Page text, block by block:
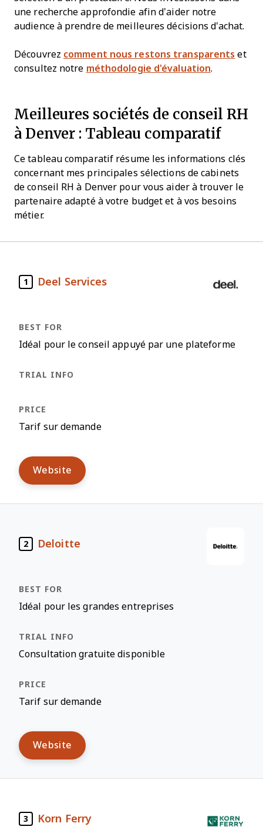
une recherche approfondie afin d’aider notre
audience à prendre de meilleures décisions d'achat.
Découvrez comment nous restons transparents et
consultez notre méthodologie d'évaluation.
Meilleures sociétés de conseil RH
à Denver : Tableau comparatif
Ce tableau comparatif résume les informations clés
concernant mes principales sélections de cabinets
de conseil RH à Denver pour vous aider à trouver le
partenaire adapté à votre budget et à vos besoins
métier.
1 Deel Services
Idéal pour le conseil appuyé par une plateforme
Tarif sur demande
Website
2 Deloitte
Idéal pour les grandes entreprises
Consultation gratuite disponible
Tarif sur demande
Website
3 Korn Ferry